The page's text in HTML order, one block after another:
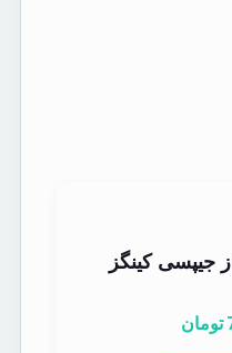
جیپسی کینگز
تومان